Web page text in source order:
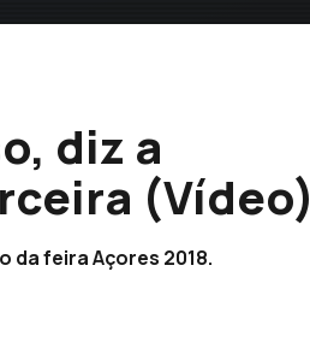
diz a
(Vídeo)
da feira Açores 2018.